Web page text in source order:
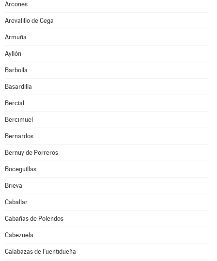
Arcones
Arevalillo de Cega
Armuña
Ayllón
Barbolla
Basardilla
Bercial
Bercimuel
Bernardos
Bernuy de Porreros
Boceguillas
Brieva
Caballar
Cabañas de Polendos
Cabezuela
Calabazas de Fuentidueña